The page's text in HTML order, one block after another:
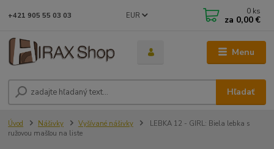
Menu
EUR
Hľadať
+421 905 55 03 03 0 ks
za 0,00 €
Úvod Nášivky Vyšívané nášivky
LEBKA 12 - GIRL: Biela lebka s
ružovou mašľou na liste